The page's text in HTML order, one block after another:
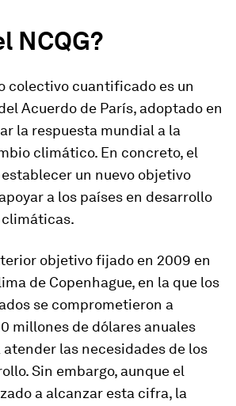
NCQG?
colectivo cuantificado es un
Acuerdo de París, adoptado en
la respuesta mundial a la
climático. En concreto, el
un nuevo objetivo
a los países en desarrollo
climáticas.
objetivo fijado en 2009 en
de Copenhague, en la que los
se comprometieron a
millones de dólares anuales
las necesidades de los
Sin embargo, aunque el
a alcanzar esta cifra, la